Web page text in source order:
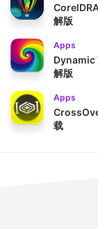
解版
Apps
Dynamic
解版
Apps
载